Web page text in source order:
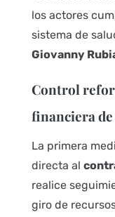
los actores
sistema de
Giovanny
Control
financiera de
La primera
directa al
realice
giro de